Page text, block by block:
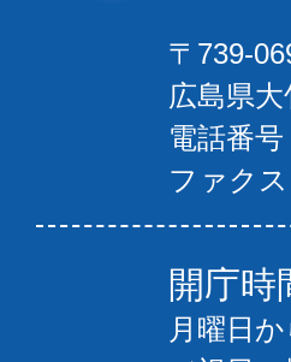
〒739-
広島県
電話番
ファク
開庁時
月曜日